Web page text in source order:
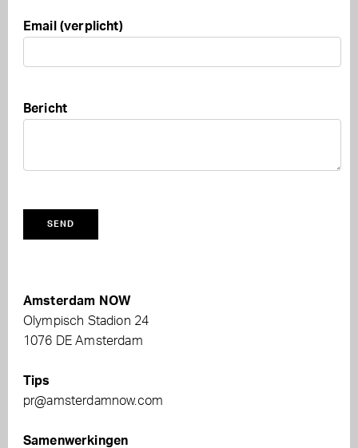
Email (verplicht)
Bericht
Amsterdam NOW
Olympisch Stadion 24
1076 DE Amsterdam
Tips
pr@amsterdamnow.com
Samenwerkingen